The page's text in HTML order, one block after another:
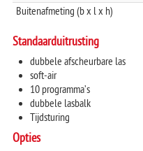
Buitenafmeting (b x l x h)
Standaarduitrusting
dubbele afscheurbare las
soft-air
10 programma’s
dubbele lasbalk
Tijdsturing
Opties